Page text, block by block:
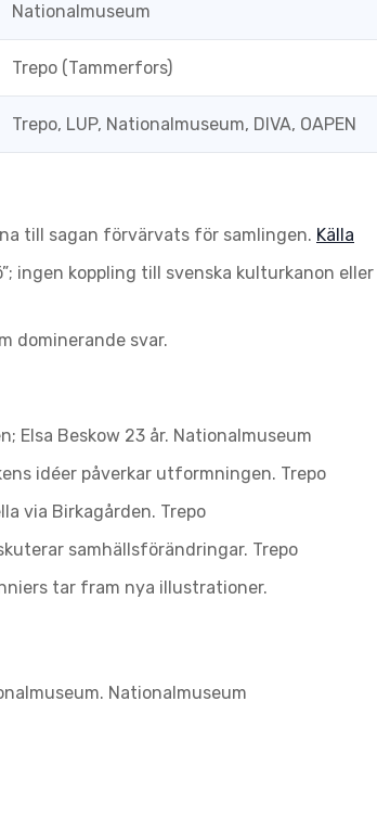
Nationalmuseum
Trepo (Tammerfors)
Trepo, LUP, Nationalmuseum, DIVA, OAPEN
till sagan förvärvats för samlingen. Källa
ingen koppling till svenska kulturkanon eller
dominerande svar.
Elsa Beskow 23 år. Nationalmuseum
idéer påverkar utformningen. Trepo
via Birkagården. Trepo
samhällsförändringar. Trepo
tar fram nya illustrationer.
Nationalmuseum